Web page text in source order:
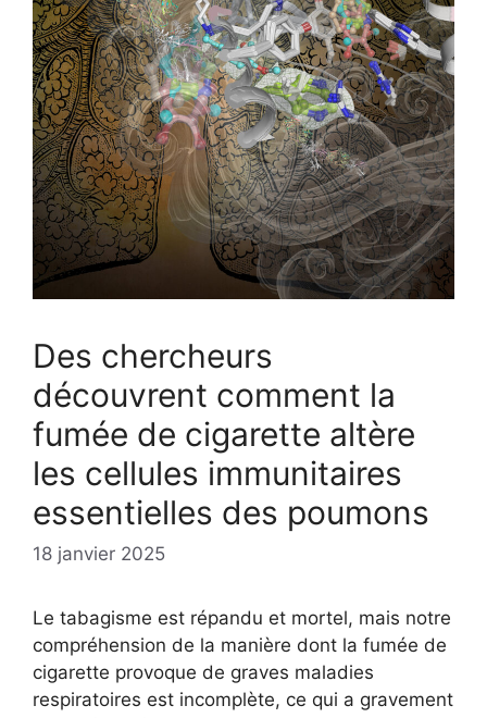
Des chercheurs
découvrent comment la
fumée de cigarette altère
les cellules immunitaires
essentielles des poumons
18 janvier 2025
Le tabagisme est répandu et mortel, mais notre
compréhension de la manière dont la fumée de
cigarette provoque de graves maladies
respiratoires est incomplète, ce qui a gravement